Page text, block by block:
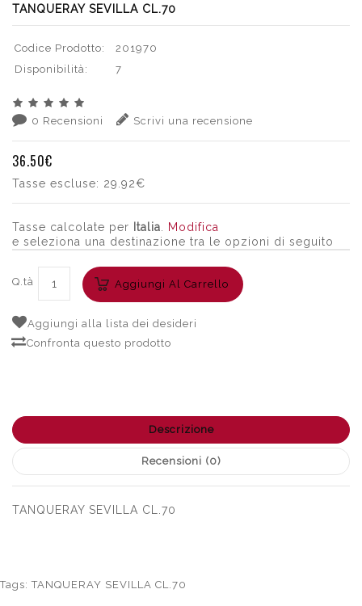
TANQUERAY SEVILLA CL.70
Codice Prodotto:
201970
Disponibilità:
7
0 Recensioni Scrivi una recensione
36.50€
Tasse escluse: 29.92€
Tasse calcolate per Italia
Modifica
e seleziona una destinazione tra le opzioni di seguito
Q.tà Aggiungi Al Carrello
Aggiungi alla lista dei desideri
Confronta questo prodotto
Descrizione
Recensioni (0)
TANQUERAY SEVILLA CL.70
Tags:TANQUERAY SEVILLA CL.70